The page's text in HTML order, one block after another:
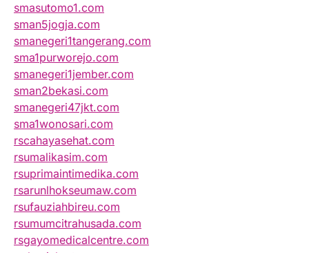
smasutomo1.com
sman5jogja.com
smanegeri1tangerang.com
sma1purworejo.com
smanegeri1jember.com
sman2bekasi.com
smanegeri47jkt.com
sma1wonosari.com
rscahayasehat.com
rsumalikasim.com
rsuprimaintimedika.com
rsarunlhokseumaw.com
rsufauziahbireu.com
rsumumcitrahusada.com
rsgayomedicalcentre.com